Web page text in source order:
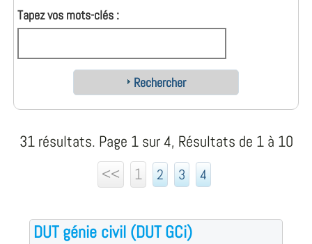
Tapez vos mots-clés :
Rechercher
31 résultats. Page 1 sur 4, Résultats de 1 à 10
<<
1 2 3 4
DUT génie civil (DUT GCi)